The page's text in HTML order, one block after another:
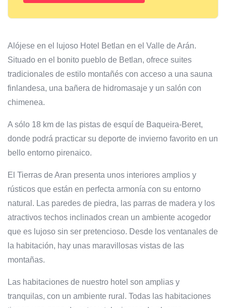
Alójese en el lujoso Hotel Betlan en el Valle de Arán.
Situado en el bonito pueblo de Betlan, ofrece suites
tradicionales de estilo montañés con acceso a una sauna
finlandesa, una bañera de hidromasaje y un salón con
chimenea.
A sólo 18 km de las pistas de esquí de Baqueira-Beret,
donde podrá practicar su deporte de invierno favorito en un
bello entorno pirenaico.
El Tierras de Aran presenta unos interiores amplios y
rústicos que están en perfecta armonía con su entorno
natural. Las paredes de piedra, las parras de madera y los
atractivos techos inclinados crean un ambiente acogedor
que es lujoso sin ser pretencioso. Desde los ventanales de
la habitación, hay unas maravillosas vistas de las
montañas.
Las habitaciones de nuestro hotel son amplias y
tranquilas, con un ambiente rural. Todas las habitaciones